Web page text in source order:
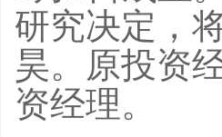
研究决定，
昊。原投资
资经理。